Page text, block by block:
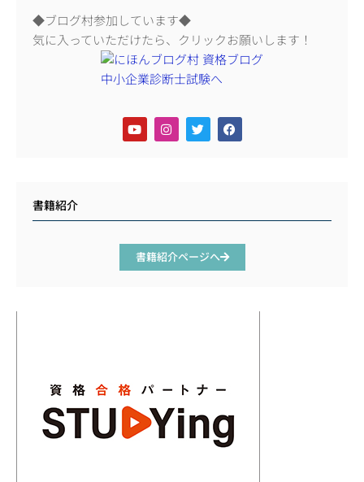
◆ブログ村参加しています◆
気に入っていただけたら、クリックお願いします！
書籍紹介
書籍紹介ページへ